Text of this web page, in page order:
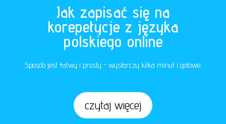
Jak zapisać się na
korepetycje z języka
polskiego online
Sposób jest łatwy i prosty - wystarczy kilka minut i gotowe.
czytaj więcej